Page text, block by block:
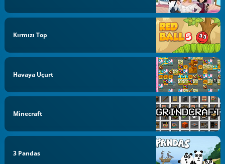
Kırmızı Top
Havaya Uçurt
Minecraft
3 Pandas